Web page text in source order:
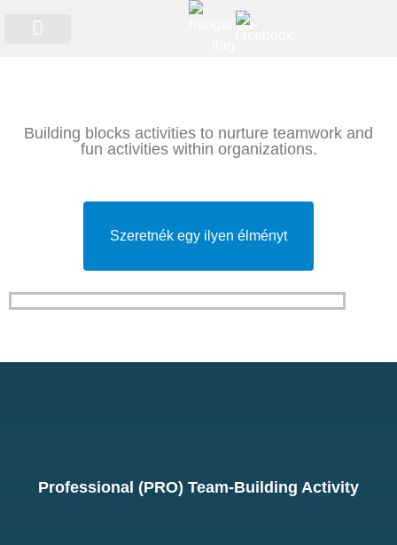
Building blocks activities to nurture teamwork and
fun activities within organizations.
Szeretnék egy ilyen élményt
Professional (PRO) Team-Building Activity